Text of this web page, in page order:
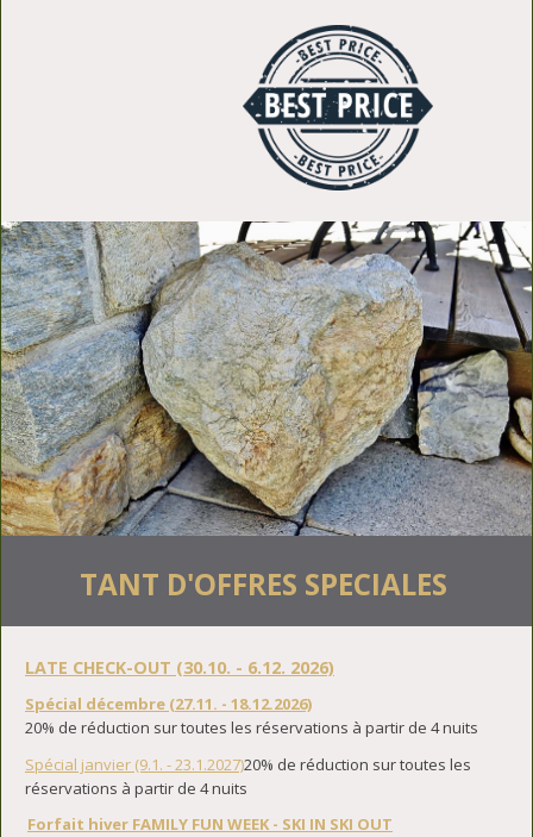
TANT D'OFFRES SPECIALES
LATE CHECK-OUT (30.10. - 6.12. 2026)
Spécial décembre (27.11. - 18.12.2026)
20% de réduction sur toutes les réservations à partir de 4 nuits
Spécial janvier (9.1. - 23.1.2027)20% de réduction sur toutes les
réservations à partir de 4 nuits
Forfait hiver FAMILY FUN WEEK - SKI IN SKI OUT